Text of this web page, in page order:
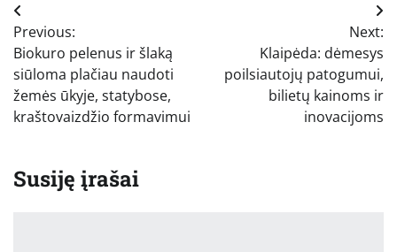
Navigacija
tarp
įrašų
Previous:
Biokuro pelenus ir šlaką
siūloma plačiau naudoti
žemės ūkyje, statybose,
kraštovaizdžio formavimui
Next:
Klaipėda: dėmesys
poilsiautojų patogumui,
bilietų kainoms ir
inovacijoms
Susiję įrašai